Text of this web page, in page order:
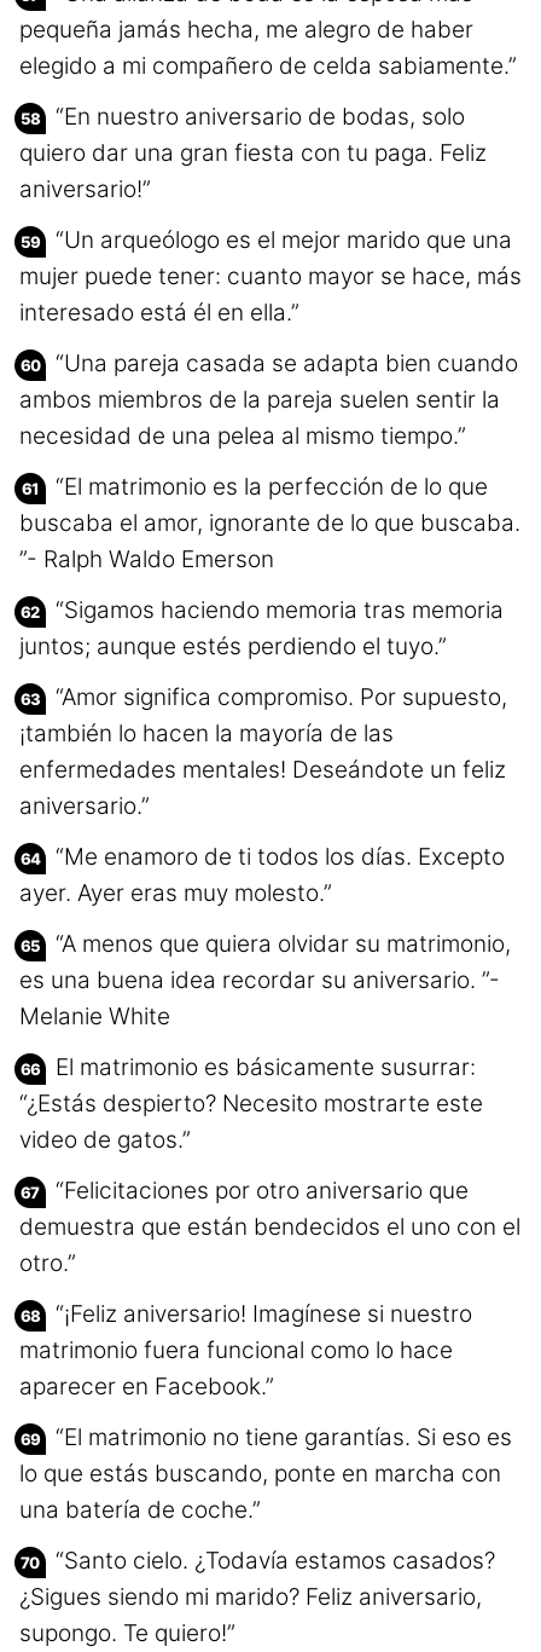
pequeña jamás hecha, me alegro de haber
elegido a mi compañero de celda sabiamente.”
“En nuestro aniversario de bodas, solo
quiero dar una gran fiesta con tu paga. Feliz
aniversario!”
“Un arqueólogo es el mejor marido que una
mujer puede tener: cuanto mayor se hace, más
interesado está él en ella.”
“Una pareja casada se adapta bien cuando
ambos miembros de la pareja suelen sentir la
necesidad de una pelea al mismo tiempo.”
“El matrimonio es la perfección de lo que
buscaba el amor, ignorante de lo que buscaba.
”- Ralph Waldo Emerson
“Sigamos haciendo memoria tras memoria
juntos; aunque estés perdiendo el tuyo.”
“Amor significa compromiso. Por supuesto,
¡también lo hacen la mayoría de las
enfermedades mentales! Deseándote un feliz
aniversario.”
“Me enamoro de ti todos los días. Excepto
ayer. Ayer eras muy molesto.”
“A menos que quiera olvidar su matrimonio,
es una buena idea recordar su aniversario. ”-
Melanie White
El matrimonio es básicamente susurrar:
“¿Estás despierto? Necesito mostrarte este
video de gatos.”
“Felicitaciones por otro aniversario que
demuestra que están bendecidos el uno con el
otro.”
“¡Feliz aniversario! Imagínese si nuestro
matrimonio fuera funcional como lo hace
aparecer en Facebook.”
“El matrimonio no tiene garantías. Si eso es
lo que estás buscando, ponte en marcha con
una batería de coche.”
“Santo cielo. ¿Todavía estamos casados?
¿Sigues siendo mi marido? Feliz aniversario,
supongo. Te quiero!”